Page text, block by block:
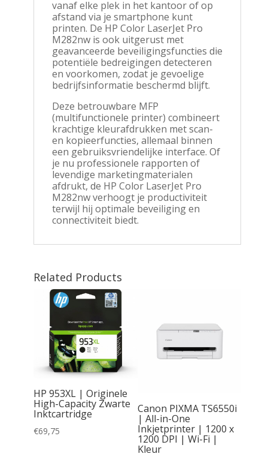
vanaf elke plek in het kantoor of op
afstand via je smartphone kunt
printen. De HP Color LaserJet Pro
M282nw is ook uitgerust met
geavanceerde beveiligingsfuncties die
potentiële bedreigingen detecteren
en voorkomen, zodat je gevoelige
bedrijfsinformatie beschermd blijft.
Deze betrouwbare MFP
(multifunctionele printer) combineert
krachtige kleurafdrukken met scan-
en kopieerfuncties, allemaal binnen
een gebruiksvriendelijke interface. Of
je nu professionele rapporten of
levendige marketingmaterialen
afdrukt, de HP Color LaserJet Pro
M282nw verhoogt je productiviteit
terwijl hij optimale beveiliging en
connectiviteit biedt.
Related Products
HP 953XL | Originele
High-Capacity Zwarte
Inktcartridge
€69,75
Canon PIXMA TS6550i
| All-in-One
Inkjetprinter | 1200 x
1200 DPI | Wi-Fi |
Kleur